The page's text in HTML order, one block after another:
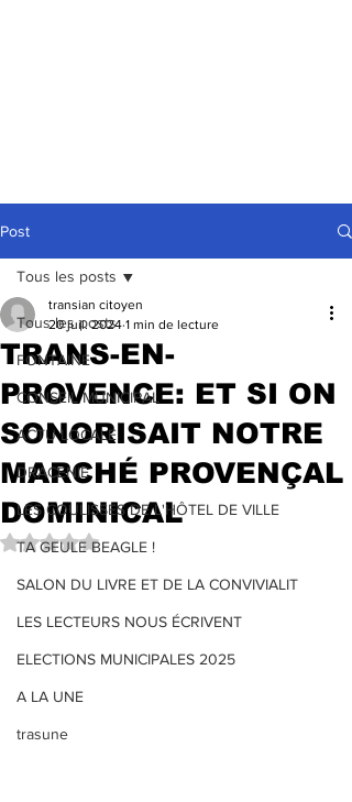
Post
Tous les posts
FONTAINE
CONSEIL MUNICIPAL
ACTU LOCALE
DRACENIE
LES COULISSES DE L'HÔTEL DE VILLE
TA GEULE BEAGLE !
SALON DU LIVRE ET DE LA CONVIVIALIT
LES LECTEURS NOUS ÉCRIVENT
ELECTIONS MUNICIPALES 2025
A LA UNE
trasune
Tous les posts
TRANS-EN-
PROVENCE: ET SI ON
SONORISAIT NOTRE
MARCHÉ PROVENÇAL
DOMINICAL
transian citoyen
20 juil. 2024 1 min de lecture
Noté NaN étoiles sur 5.